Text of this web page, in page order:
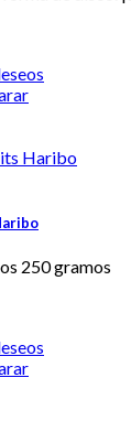
250 gramos